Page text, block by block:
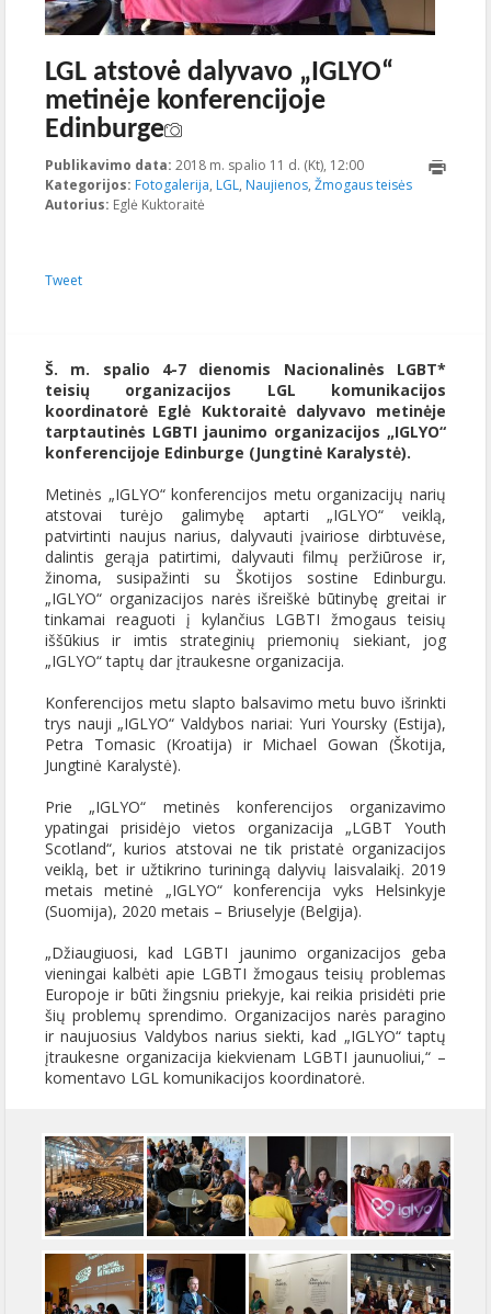
LGL atstovė dalyvavo „IGLYO“
metinėje konferencijoje
Edinburge
Publikavimo data: 2018 m. spalio 11 d. (Kt), 12:00
11T12:23:04+00:00
Kategorijos: Fotogalerija, LGL, Naujienos, Žmogaus teisės
Autorius: Eglė Kuktoraitė
Tweet
Š. m. spalio 4-7 dienomis Nacionalinės LGBT*
teisių organizacijos LGL komunikacijos
koordinatorė Eglė Kuktoraitė dalyvavo metinėje
tarptautinės LGBTI jaunimo organizacijos „IGLYO“
konferencijoje Edinburge (Jungtinė Karalystė).
Metinės „IGLYO“ konferencijos metu organizacijų narių
atstovai turėjo galimybę aptarti „IGLYO“ veiklą,
patvirtinti naujus narius, dalyvauti įvairiose dirbtuvėse,
dalintis gerąja patirtimi, dalyvauti filmų peržiūrose ir,
žinoma, susipažinti su Škotijos sostine Edinburgu.
„IGLYO“ organizacijos narės išreiškė būtinybę greitai ir
tinkamai reaguoti į kylančius LGBTI žmogaus teisių
iššūkius ir imtis strateginių priemonių siekiant, jog
„IGLYO“ taptų dar įtraukesne organizacija.
Konferencijos metu slapto balsavimo metu buvo išrinkti
trys nauji „IGLYO“ Valdybos nariai: Yuri Yoursky (Estija),
Petra Tomasic (Kroatija) ir Michael Gowan (Škotija,
Jungtinė Karalystė).
Prie „IGLYO“ metinės konferencijos organizavimo
ypatingai prisidėjo vietos organizacija „LGBT Youth
Scotland“, kurios atstovai ne tik pristatė organizacijos
veiklą, bet ir užtikrino turiningą dalyvių laisvalaikį. 2019
metais metinė „IGLYO“ konferencija vyks Helsinkyje
(Suomija), 2020 metais – Briuselyje (Belgija).
„Džiaugiuosi, kad LGBTI jaunimo organizacijos geba
vieningai kalbėti apie LGBTI žmogaus teisių problemas
Europoje ir būti žingsniu priekyje, kai reikia prisidėti prie
šių problemų sprendimo. Organizacijos narės paragino
ir naujuosius Valdybos narius siekti, kad „IGLYO“ taptų
įtraukesne organizacija kiekvienam LGBTI jaunuoliui,“ –
komentavo LGL komunikacijos koordinatorė.